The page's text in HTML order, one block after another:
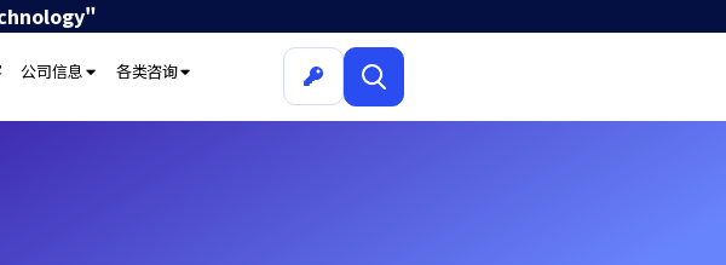
公司信息 各类咨询